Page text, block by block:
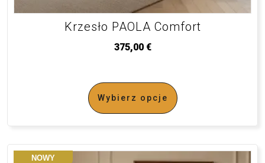
Krzesło PAOLA Comfort
375,00 €
Wybierz opcje
NOWY